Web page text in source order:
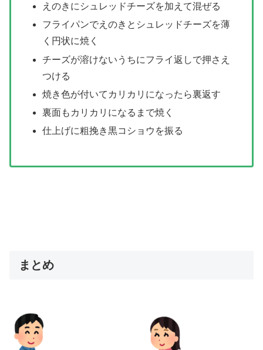
えのきにシュレッドチーズを加えて混ぜる
フライパンでえのきとシュレッドチーズを薄
く円状に焼く
チーズが溶けないうちにフライ返しで押さえ
つける
焼き色が付いてカリカリになったら裏返す
裏面もカリカリになるまで焼く
仕上げに粗挽き黒コショウを振る
まとめ